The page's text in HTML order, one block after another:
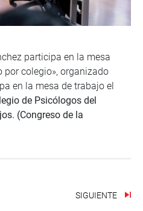
participa en la mesa
por colegio», organizado
en la mesa de trabajo el
de Psicólogos del
(Congreso de la
SIGUIENTE